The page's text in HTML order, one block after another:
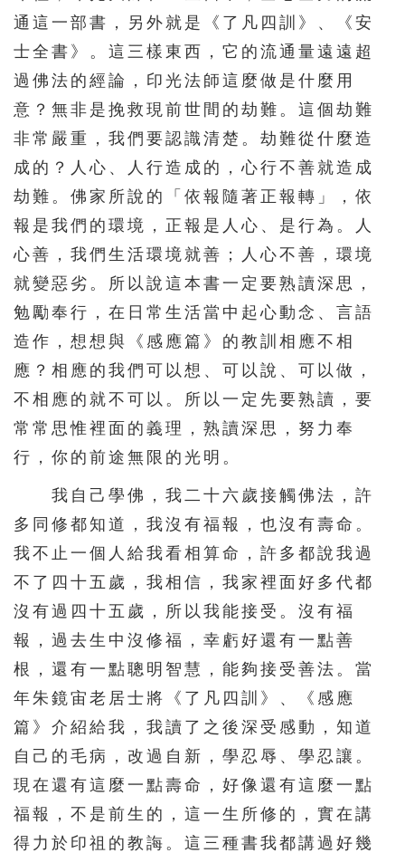
通這一部書，另外就是《了凡四訓》、《安
士全書》。這三樣東西，它的流通量遠遠超
過佛法的經論，印光法師這麼做是什麼用
意？無非是挽救現前世間的劫難。這個劫難
非常嚴重，我們要認識清楚。劫難從什麼造
成的？人心、人行造成的，心行不善就造成
劫難。佛家所說的「依報隨著正報轉」，依
報是我們的環境，正報是人心、是行為。人
心善，我們生活環境就善；人心不善，環境
就變惡劣。所以說這本書一定要熟讀深思，
勉勵奉行，在日常生活當中起心動念、言語
造作，想想與《感應篇》的教訓相應不相
應？相應的我們可以想、可以說、可以做，
不相應的就不可以。所以一定先要熟讀，要
常常思惟裡面的義理，熟讀深思，努力奉
行，你的前途無限的光明。
我自己學佛，我二十六歲接觸佛法，許
多同修都知道，我沒有福報，也沒有壽命。
我不止一個人給我看相算命，許多都說我過
不了四十五歲，我相信，我家裡面好多代都
沒有過四十五歲，所以我能接受。沒有福
報，過去生中沒修福，幸虧好還有一點善
根，還有一點聰明智慧，能夠接受善法。當
年朱鏡宙老居士將《了凡四訓》、《感應
篇》介紹給我，我讀了之後深受感動，知道
自己的毛病，改過自新，學忍辱、學忍讓。
現在還有這麼一點壽命，好像還有這麼一點
福報，不是前生的，這一生所修的，實在講
得力於印祖的教誨。這三種書我都講過好幾